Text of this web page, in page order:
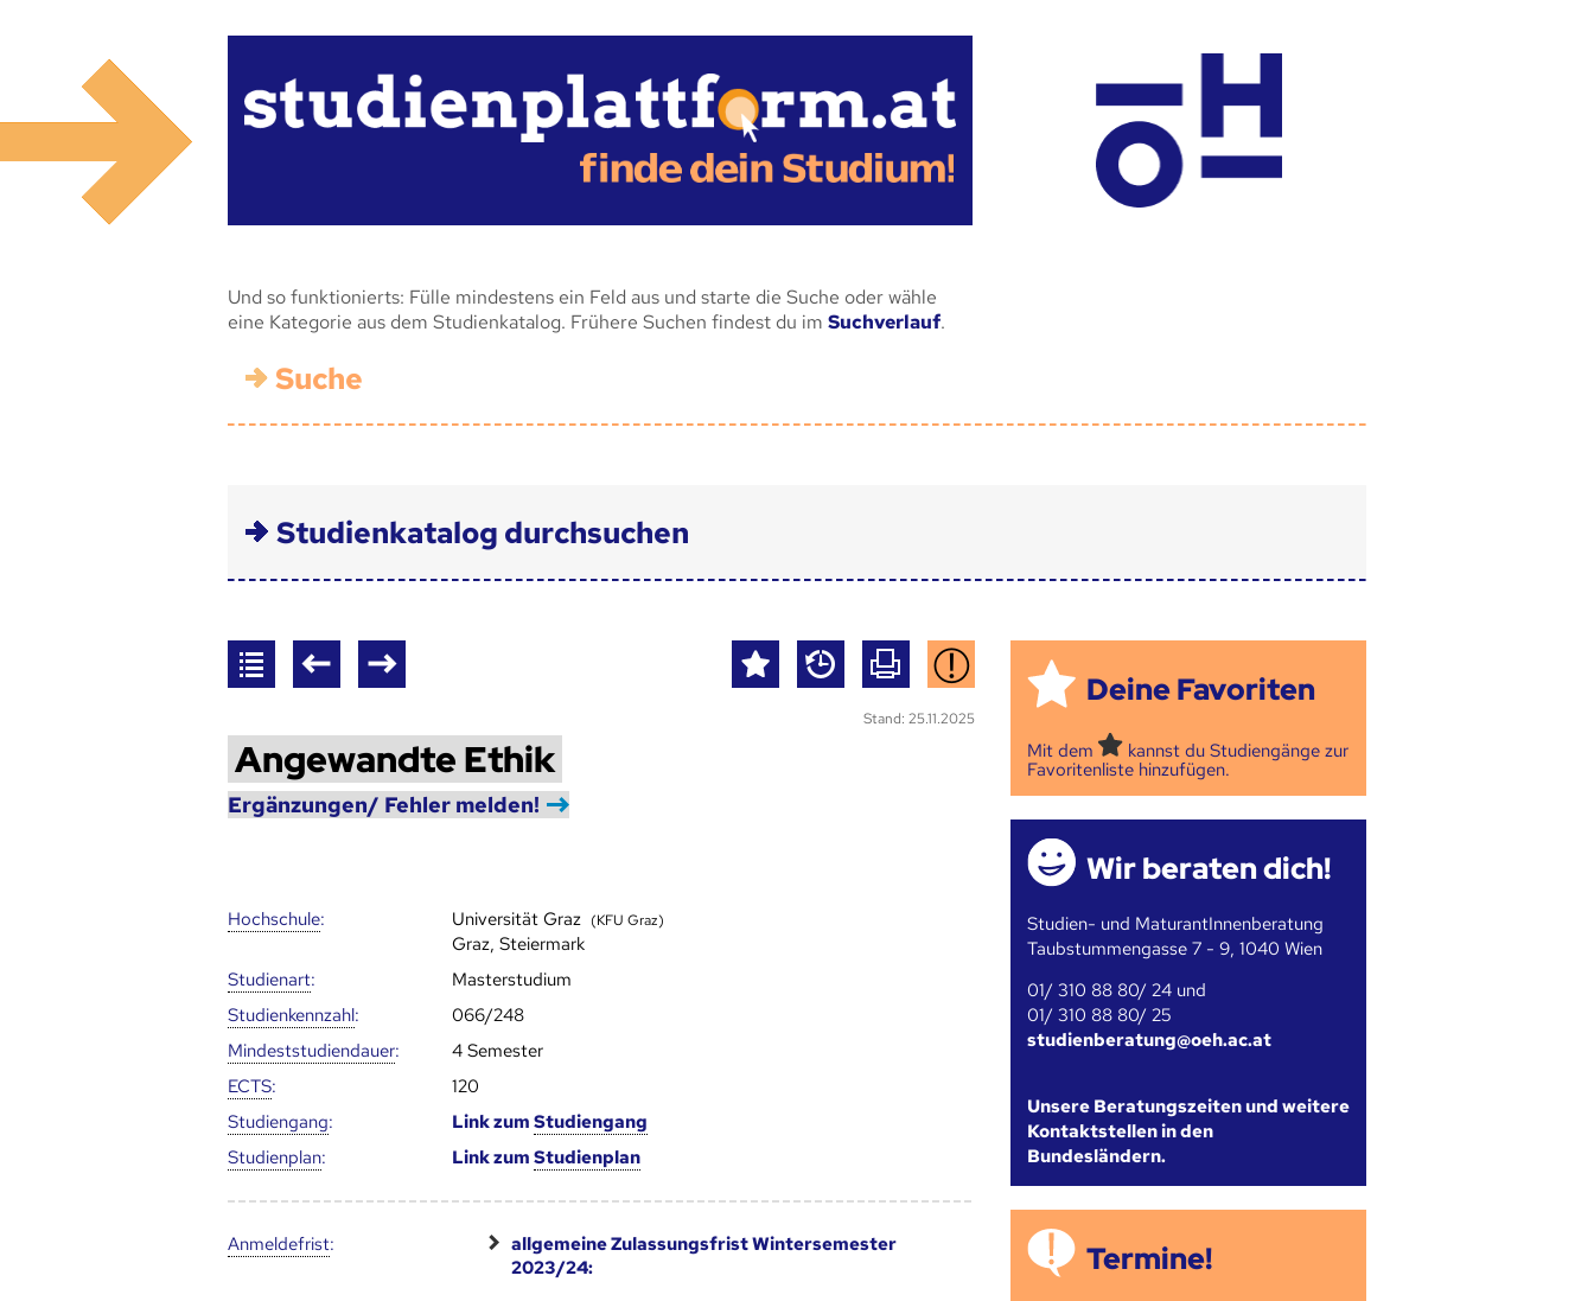
Und so funktionierts: Fülle mindestens ein Feld aus und starte die Suche oder wähle
eine Kategorie aus dem Studienkatalog. Frühere Suchen findest du im Suchverlauf.
Suche
Studienkatalog durchsuchen
Stand: 25.11.2025
Angewandte Ethik
Ergänzungen/ Fehler melden!
Hoch­schule: Universität Graz (KFU Graz)
Graz, Steiermark
Studienart:
Masterstudium
Studien­kenn­zahl:
066/248
Mindest­studien­dauer:
4 Semester
ECTS:
120
Studien­gang: Link zum Studien­gang
Studien­plan: Link zum Studien­plan
Anmelde­frist:
allgemeine Zulassungsfrist Wintersemester
2023/24:
Deine Favoriten
Mit dem
kannst du Studiengänge zur
Favoritenliste hinzufügen.
Wir beraten dich!
Studien- und MaturantInnenberatung
Taubstummengasse 7 - 9, 1040 Wien
01/ 310 88 80/ 24 und
01/ 310 88 80/ 25
studienberatung@oeh.ac.at
Unsere Beratungszeiten und weitere
Kontaktstellen in den
Bundesländern.
Termine!